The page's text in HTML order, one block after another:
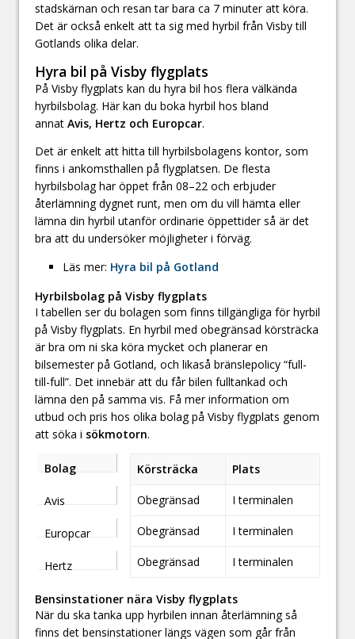
stadskärnan och resan tar bara ca 7 minuter att köra.
Det är också enkelt att ta sig med hyrbil från Visby till
Gotlands olika delar.
Hyra bil på Visby flygplats
På Visby flygplats kan du hyra bil hos flera välkända
hyrbilsbolag. Här kan du boka hyrbil hos bland
annat Avis, Hertz och Europcar.
Det är enkelt att hitta till hyrbilsbolagens kontor, som
finns i ankomsthallen på flygplatsen. De flesta
hyrbilsbolag har öppet från 08–22 och erbjuder
återlämning dygnet runt, men om du vill hämta eller
lämna din hyrbil utanför ordinarie öppettider så är det
bra att du undersöker möjligheter i förväg.
Läs mer: Hyra bil på Gotland
Hyrbilsbolag på Visby flygplats
I tabellen ser du bolagen som finns tillgängliga för hyrbil
på Visby flygplats. En hyrbil med obegränsad körsträcka
är bra om ni ska köra mycket och planerar en
bilsemester på Gotland, och likaså bränslepolicy “full-
till-full”. Det innebär att du får bilen fulltankad och
lämna den på samma vis. Få mer information om
utbud och pris hos olika bolag på Visby flygplats genom
att söka i sökmotorn.
Bolag Körsträcka Plats
Avis Obegränsad I terminalen
Europcar Obegränsad I terminalen
Hertz Obegränsad I terminalen
Bensinstationer nära Visby flygplats
När du ska tanka upp hyrbilen innan återlämning så
finns det bensinstationer längs vägen som går från